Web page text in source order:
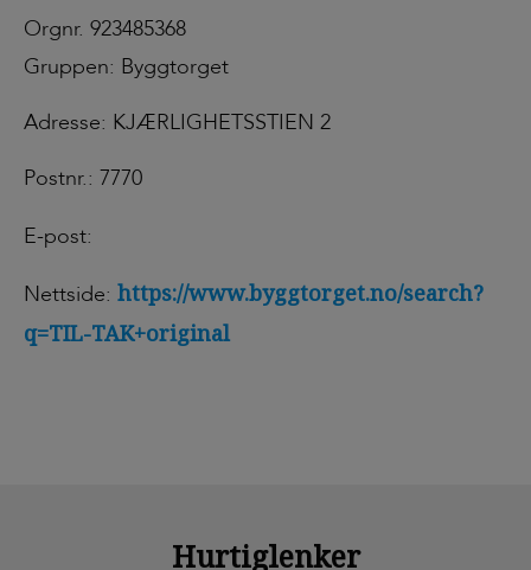
Orgnr. 923485368
Gruppen: Byggtorget
Adresse: KJÆRLIGHETSSTIEN 2
Postnr.: 7770
E-post:
Nettside: https://www.byggtorget.no/search?
q=TIL-TAK+original
Hurtiglenker